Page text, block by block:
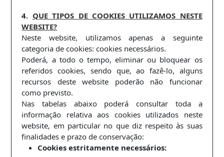
4. QUE TIPOS DE COOKIES UTILIZAMOS NESTE
WEBSITE?
Neste website, utilizamos apenas a seguinte
categoria de cookies: cookies necessários.
Poderá, a todo o tempo, eliminar ou bloquear os
referidos cookies, sendo que, ao fazê-lo, alguns
recursos deste website poderão não funcionar
como previsto.
Nas tabelas abaixo poderá consultar toda a
informação relativa aos cookies utilizados neste
website, em particular no que diz respeito às suas
finalidades e prazo de conservação:
Cookies estritamente necessários: